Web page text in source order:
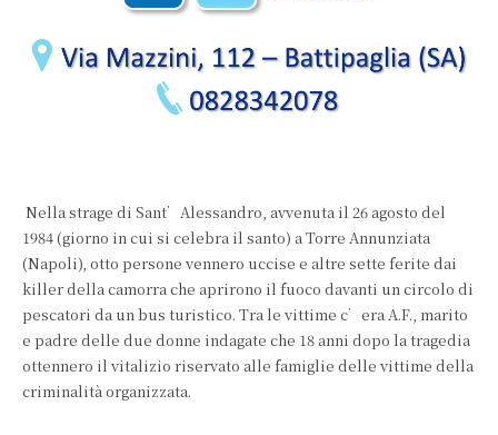
Nella strage di Sant’Alessandro, avvenuta il 26 agosto del
1984 (giorno in cui si celebra il santo) a Torre Annunziata
(Napoli), otto persone vennero uccise e altre sette ferite dai
killer della camorra che aprirono il fuoco davanti un circolo di
pescatori da un bus turistico. Tra le vittime c’era A.F., marito
e padre delle due donne indagate che 18 anni dopo la tragedia
ottennero il vitalizio riservato alle famiglie delle vittime della
criminalità organizzata.